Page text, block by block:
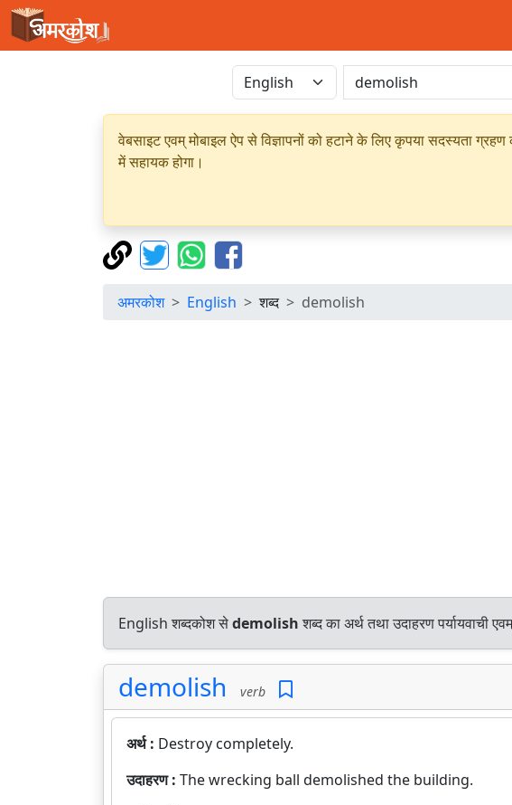
वेबसाइट एवम् मोबाइल ऐप से विज्ञापनों को हटाने के लिए कृपया सदस्यता
में सहायक होगा।
अमरकोश English शब्द demolish
English शब्दकोश सेdemolishशब्द का अर्थ तथा उदाहरण पर्यायवाची
demolish verb
अर्थ : Destroy completely.
उदाहरण : The wrecking ball demolished the building.